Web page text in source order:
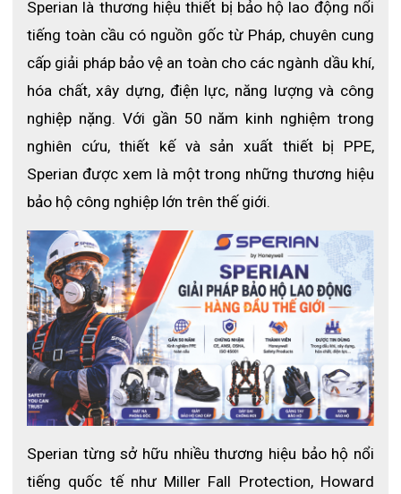
Tính năng
Được làm từu chất liệu ​​thép không gỉ, găng tay
chainmail có lò xo inox.
Chống vi khuẩn, dễ dàng vệ sinh để vệ sinh hoàn
Tự điều chỉnh, tự đúc vào tay mà không cần bất kỳ
loại đóng cửa nào khác.
Sperian là thương hiệu thiết bị bảo hộ lao động nổi
tiếng toàn cầu có nguồn gốc từ Pháp, chuyên cung
cấp giải pháp bảo vệ an toàn cho các ngành dầu khí,
hóa chất, xây dựng, điện lực, năng lượng và công
nghiệp nặng. Với gần 50 năm kinh nghiệm trong
nghiên cứu, thiết kế và sản xuất thiết bị PPE,
Sperian được xem là một trong những thương hiệu
bảo hộ công nghiệp lớn trên thế giới.
Sperian từng sở hữu nhiều thương hiệu bảo hộ nổi
tiếng quốc tế như Miller Fall Protection, Howard